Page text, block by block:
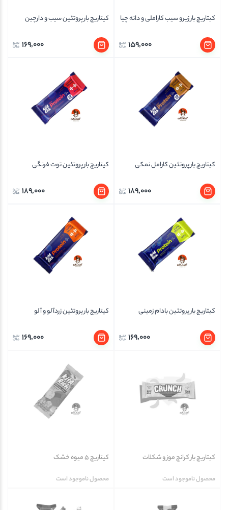
کیتاریچ بار زیرو سیب کاراملی و دانه چیا
159,000
کیتاریچ بار پروتئین سیب و دارچین
169,000
کیتاریچ بار پروتئین کارامل نمکی
189,000
کیتاریچ بار پروتئین توت فرنگی
189,000
کیتاریچ بار پروتئین بادام زمینی
169,000
کیتاریچ بار پروتئین زردآلو و آلو
169,000
کیتاریچ بار کرانچ موز و شکلات
محصول ناموجود است
کیتاریچ 5 میوه خشک
محصول ناموجود است